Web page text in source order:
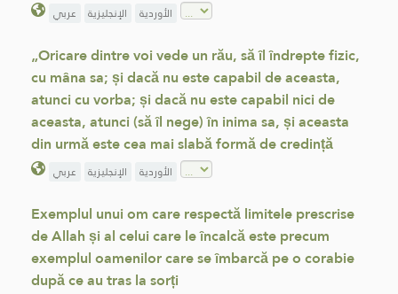
عربي الإنجليزية الأوردية
„Oricare dintre voi vede un rău, să îl îndrepte fizic,
cu mâna sa; și dacă nu este capabil de aceasta,
atunci cu vorba; și dacă nu este capabil nici de
aceasta, atunci (să îl nege) în inima sa, și aceasta
din urmă este cea mai slabă formă de credință
عربي الإنجليزية الأوردية
Exemplul unui om care respectă limitele prescrise
de Allah și al celui care le încalcă este precum
exemplul oamenilor care se îmbarcă pe o corabie
după ce au tras la sorți